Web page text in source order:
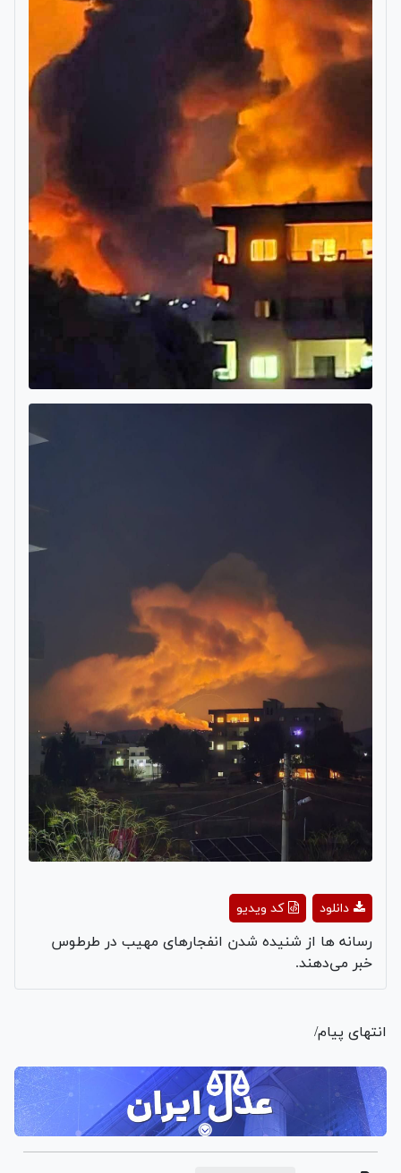
Play
Video
کد ویدیو دانلود
رسانه ها از شنیده شدن انفجارهای مهیب در طرطوس
خبر می‌دهند.
انتهای پیام/